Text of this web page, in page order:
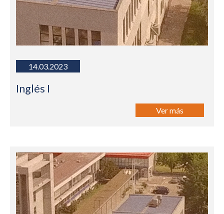
14.03.2023
Inglés I
Ver más